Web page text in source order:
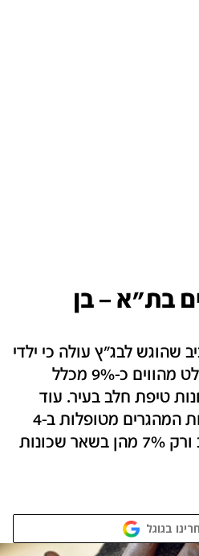
9 ילדים בת"א – בן
שהוגש לבג"ץ עולה כי ילדי
המהגרים ומבקשי המקלט מהווים כ-9% מכלל
טיפת חלב בעיר. עוד
נמצא כי 93% ממשפחות המהגרים מטופלות ב-4
שכונות בדרום תל אביב ורק 7% מהן בשאר שכונות
בגוגל